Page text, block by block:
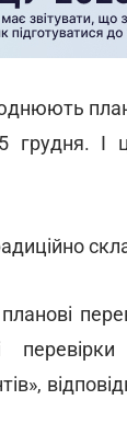
грудня.